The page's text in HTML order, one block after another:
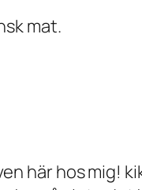
mat.
här hos mig!